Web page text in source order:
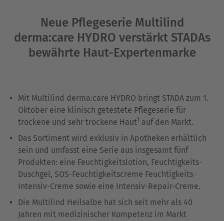
Neue Pflegeserie Multilind
derma:care HYDRO verstärkt STADAs
bewährte Haut-Expertenmarke
Mit Multilind derma:care HYDRO bringt STADA zum 1.
Oktober eine klinisch getestete Pflegeserie für
trockene und sehr trockene Haut1 auf den Markt.
Das Sortiment wird exklusiv in Apotheken erhältlich
sein und umfasst eine Serie aus insgesamt fünf
Produkten: eine Feuchtigkeitslotion, Feuchtigkeits-
Duschgel, SOS-Feuchtigkeitscreme Feuchtigkeits-
Intensiv-Creme sowie eine Intensiv-Repair-Creme.
Die Multilind Heilsalbe hat sich seit mehr als 40
Jahren mit medizinischer Kompetenz im Markt